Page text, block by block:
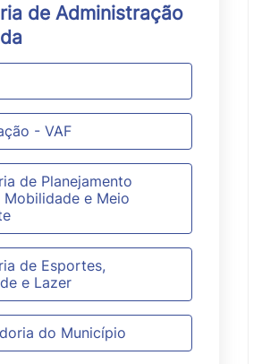
de Administração
- VAF
de Planejamento
Mobilidade e Meio
de Esportes,
e Lazer
do Município